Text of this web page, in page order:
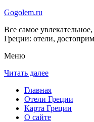
Gogolem.ru
Все самое
Греции: отели,
Меню
Читать далее
Главная
Отели Греции
Карта Греции
О сайте